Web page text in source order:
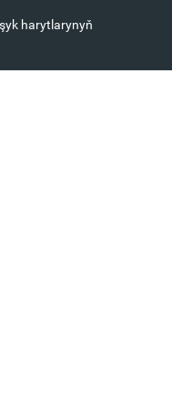
harytlarynyň